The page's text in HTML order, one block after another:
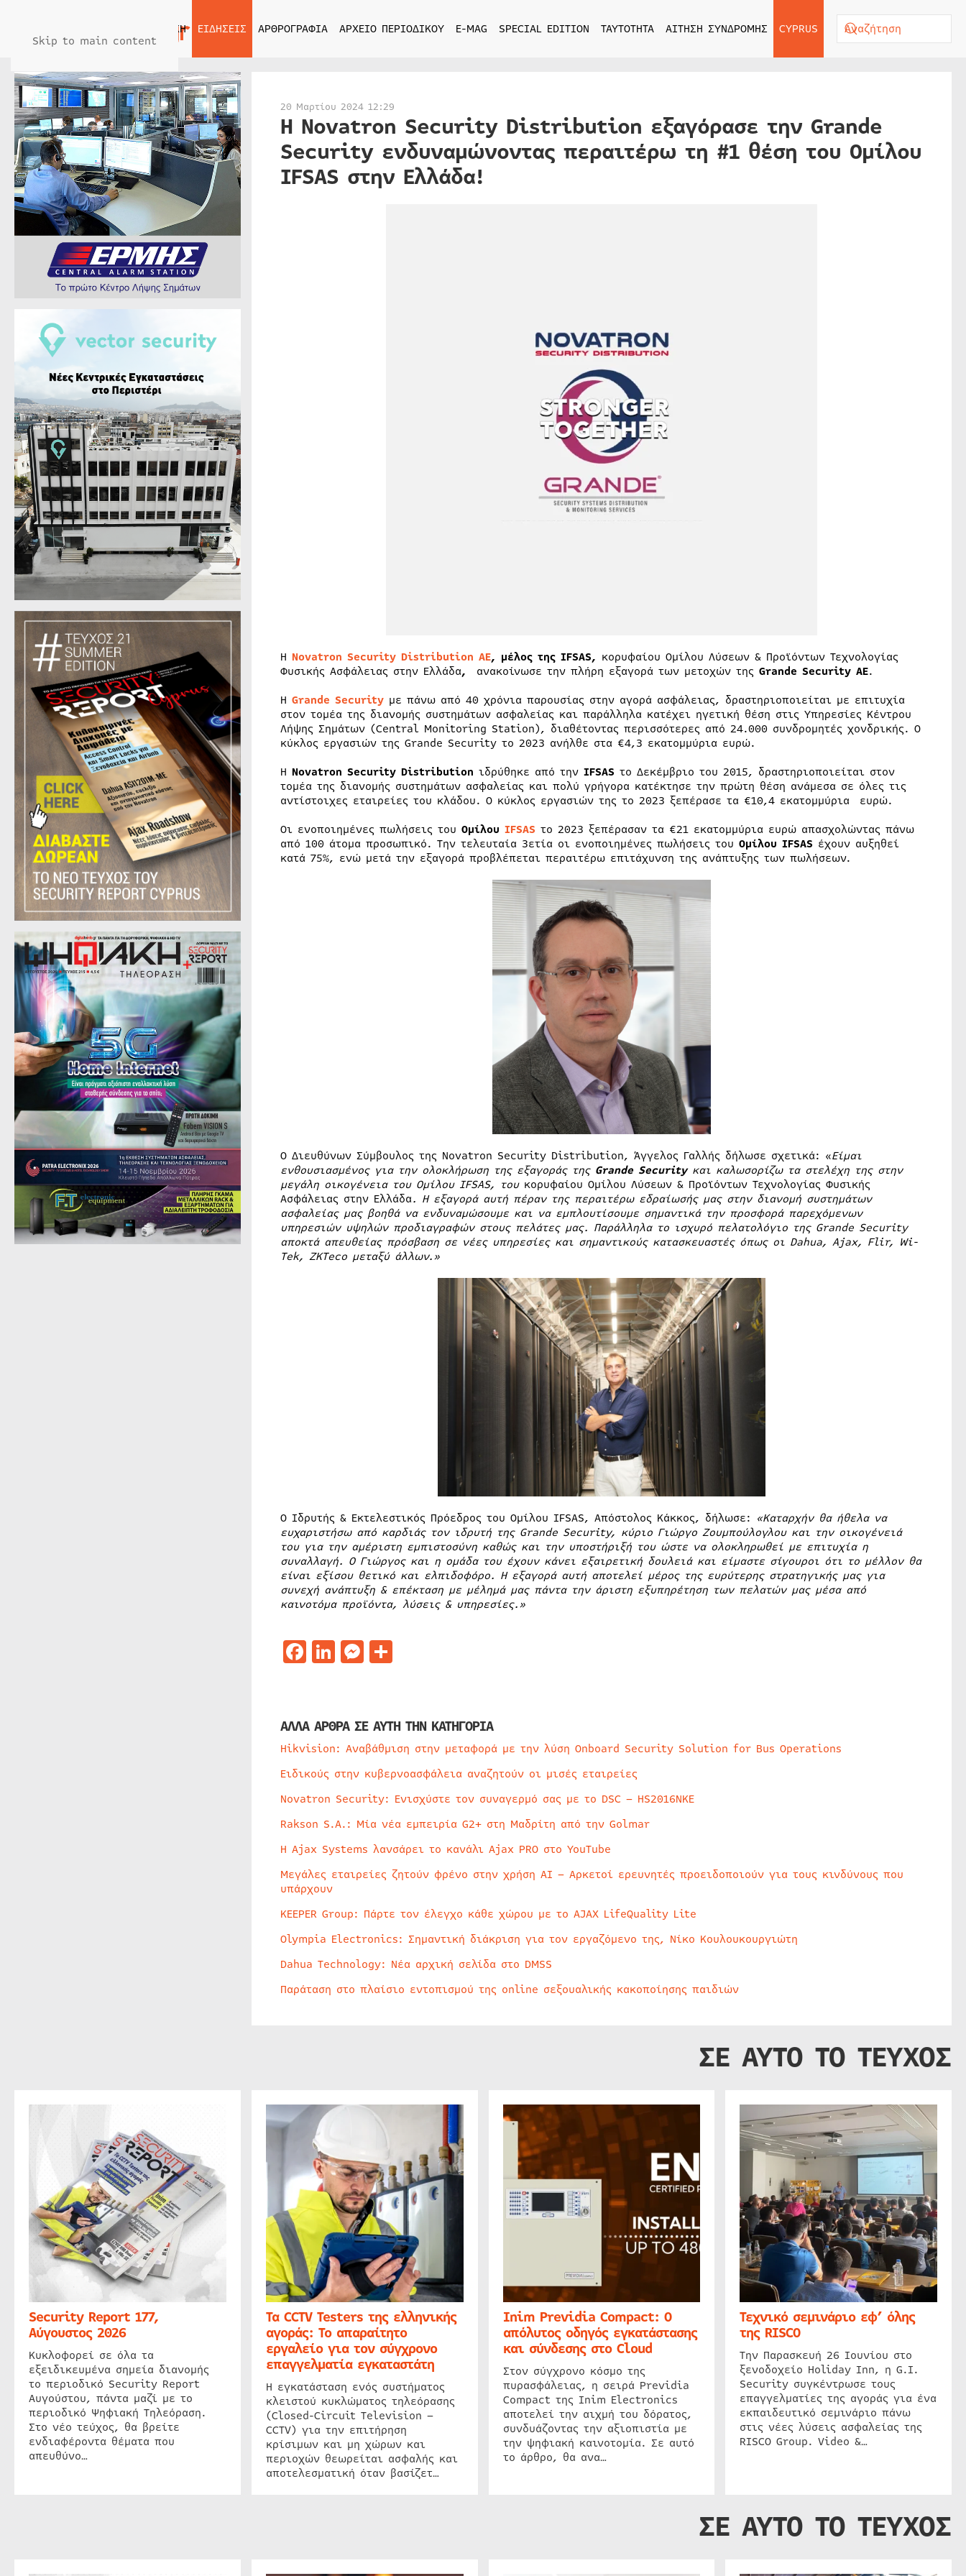
Skip to main content
ΑΡΧΙΚΗ ΕΙΔΗΣΕΙΣ ΑΡΘΡΟΓΡΑΦΙΑ ΑΡΧΕΙΟ ΠΕΡΙΟΔΙΚΟΥ E-MAG SPECIAL EDITION ΤΑΥΤΟΤΗΤΑ ΑΙΤΗΣΗ ΣΥΝΔΡΟΜΗΣ CYPRUS
20 Μαρτίου 2024 12:29
Η Novatron Security Distribution εξαγόρασε την Grande
Security ενδυναμώνοντας περαιτέρω τη #1 θέση του Ομίλου
IFSAS στην Ελλάδα!
Η Novatron Security Distribution ΑΕ, μέλος της IFSAS, κορυφαίου Ομίλου Λύσεων & Προϊόντων Τεχνολογίας
Φυσικής Ασφάλειας στην Ελλάδα, ανακοίνωσε την πλήρη εξαγορά των μετοχών της Grande Security AE.
Η Grande Security με πάνω από 40 χρόνια παρουσίας στην αγορά ασφάλειας, δραστηριοποιείται με επιτυχία
στον τομέα της διανομής συστημάτων ασφαλείας και παράλληλα κατέχει ηγετική θέση στις Υπηρεσίες Κέντρου
Λήψης Σημάτων (Central Monitoring Station), διαθέτοντας περισσότερες από 24.000 συνδρομητές χονδρικής. Ο
κύκλος εργασιών της Grande Security το 2023 ανήλθε στα €4,3 εκατομμύρια ευρώ.
Η Novatron Security Distribution ιδρύθηκε από την IFSAS το Δεκέμβριο του 2015, δραστηριοποιείται στον
τομέα της διανομής συστημάτων ασφαλείας και πολύ γρήγορα κατέκτησε την πρώτη θέση ανάμεσα σε όλες τις
αντίστοιχες εταιρείες του κλάδου. Ο κύκλος εργασιών της το 2023 ξεπέρασε τα €10,4 εκατομμύρια ευρώ.
Οι ενοποιημένες πωλήσεις του Ομίλου IFSAS το 2023 ξεπέρασαν τα €21 εκατομμύρια ευρώ απασχολώντας πάνω
από 100 άτομα προσωπικό. Την τελευταία 3ετία οι ενοποιημένες πωλήσεις του Ομίλου IFSAS έχουν αυξηθεί
κατά 75%, ενώ μετά την εξαγορά προβλέπεται περαιτέρω επιτάχυνση της ανάπτυξης των πωλήσεων.
Ο Διευθύνων Σύμβουλος της Novatron Security Distribution, Άγγελος Γαλλής δήλωσε σχετικά: «Είμαι
ενθουσιασμένος για την ολοκλήρωση της εξαγοράς της Grande Securityκαι καλωσορίζω τα στελέχη της στην
μεγάλη οικογένεια του Ομίλου IFSAS, του κορυφαίου Ομίλου Λύσεων & Προϊόντων Τεχνολογίας Φυσικής
Ασφάλειας στην Ελλάδα. Η εξαγορά αυτή πέραν της περαιτέρω εδραίωσής μας στην διανομή συστημάτων
ασφαλείας μας βοηθά να ενδυναμώσουμε και να εμπλουτίσουμε σημαντικά την προσφορά παρεχόμενων
υπηρεσιών υψηλών προδιαγραφών στους πελάτες μας. Παράλληλα το ισχυρό πελατολόγιο της Grande Security
αποκτά απευθείας πρόσβαση σε νέες υπηρεσίες και σημαντικούς κατασκευαστές όπως οι Dahua, Ajax, Flir, Wi-
Tek, ZKTeco μεταξύ άλλων.»
Ο Ιδρυτής & Εκτελεστικός Πρόεδρος του Ομίλου IFSAS, Απόστολος Κάκκος, δήλωσε: «Καταρχήν θα ήθελα να
ευχαριστήσω από καρδιάς τον ιδρυτή της Grande Security, κύριο Γιώργο Ζουμπούλογλου και την οικογένειά
του για την αμέριστη εμπιστοσύνη καθώς και την υποστήριξή του ώστε να ολοκληρωθεί με επιτυχία η
συναλλαγή. Ο Γιώργος και η ομάδα του έχουν κάνει εξαιρετική δουλειά και είμαστε σίγουροι ότι το μέλλον θα
είναι εξίσου θετικό και ελπιδοφόρο. Η εξαγορά αυτή αποτελεί μέρος της ευρύτερης στρατηγικής μας για
συνεχή ανάπτυξη & επέκταση με μέλημά μας πάντα την άριστη εξυπηρέτηση των πελατών μας μέσα από
καινοτόμα προϊόντα, λύσεις & υπηρεσίες.»
Facebook
LinkedIn
Messenger
Μοιραστείτε
ΑΛΛΑ ΑΡΘΡΑ ΣΕ ΑΥΤΗ ΤΗΝ ΚΑΤΗΓΟΡΙΑ
Hikvision: Αναβάθμιση στην μεταφορά με την λύση Onboard Security Solution for Bus Operations
Ειδικούς στην κυβερνοασφάλεια αναζητούν οι μισές εταιρείες
Novatron Security: Ενισχύστε τον συναγερμό σας με το DSC – HS2016NKE
Rakson S.A.: Μία νέα εμπειρία G2+ στη Μαδρίτη από την Golmar
Η Ajax Systems λανσάρει το κανάλι Ajax PRO στο YouTube
Μεγάλες εταιρείες ζητούν φρένο στην χρήση AI – Αρκετοί ερευνητές προειδοποιούν για τους κινδύνους που
υπάρχουν
KEEPER Group: Πάρτε τον έλεγχο κάθε χώρου με το AJAX LifeQuality Lite
Olympia Electronics: Σημαντική διάκριση για τον εργαζόμενο της, Νίκο Κουλουκουργιώτη
Dahua Technology: Νέα αρχική σελίδα στο DMSS
Παράταση στο πλαίσιο εντοπισμού της online σεξουαλικής κακοποίησης παιδιών
ΣΕ ΑΥΤΟ ΤΟ ΤΕΥΧΟΣ
Security Report 177,
Αύγουστος 2026
Κυκλοφορεί σε όλα τα
εξειδικευμένα σημεία διανομής
το περιοδικό Security Report
Αυγούστου, πάντα μαζί με το
περιοδικό Ψηφιακή Τηλεόραση.
Στο νέο τεύχος, θα βρείτε
ενδιαφέροντα θέματα που
απευθύνο…
Τα CCTV Testers της ελληνικής
αγοράς: Το απαραίτητο
εργαλείο για τον σύγχρονο
επαγγελματία εγκαταστάτη
Η εγκατάσταση ενός συστήματος
κλειστού κυκλώματος τηλεόρασης
(Closed-Circuit Television –
CCTV) για την επιτήρηση
κρίσιμων και μη χώρων και
περιοχών θεωρείται ασφαλής και
αποτελεσματική όταν βασίζετ…
Inim Previdia Compact: Ο
απόλυτος οδηγός εγκατάστασης
και σύνδεσης στο Cloud
Στον σύγχρονο κόσμο της
πυρασφάλειας, η σειρά Previdia
Compact της Inim Electronics
αποτελεί την αιχμή του δόρατος,
συνδυάζοντας την αξιοπιστία με
την ψηφιακή καινοτομία. Σε αυτό
το άρθρο, θα ανα…
Τεχνικό σεμινάριο εφ’ όλης
της RISCO
Την Παρασκευή 26 Ιουνίου στο
ξενοδοχείο Holiday Inn, η G.I.
Security συγκέντρωσε τους
επαγγελματίες της αγοράς για ένα
εκπαιδευτικό σεμινάριο πάνω
στις νέες λύσεις ασφαλείας της
RISCO Group. Video &…
ΣΕ ΑΥΤΟ ΤΟ ΤΕΥΧΟΣ